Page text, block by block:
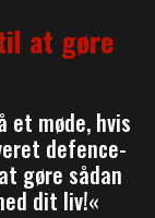
at gøre
et møde, hvis
defence-
gøre sådan
dit liv!«